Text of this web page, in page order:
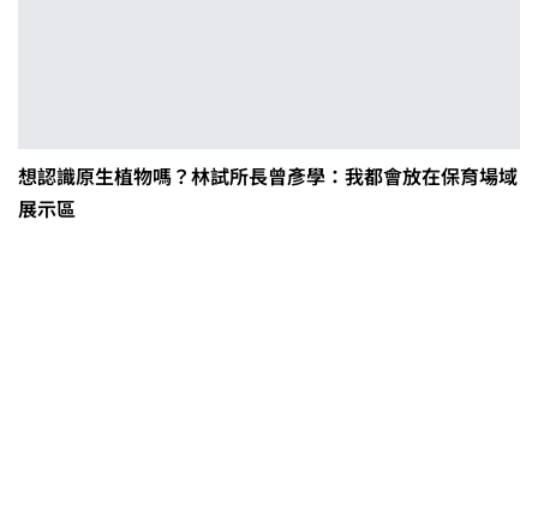
想認識原生植物嗎？林試所長曾彥學：我都會放在保育場域
展示區